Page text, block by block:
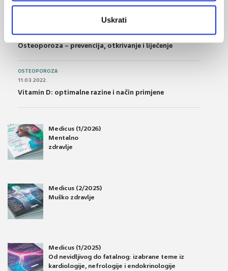
Uskrati
28.06.2016.
Osteoporoza – prevencija, otkrivanje i liječenje
OSTEOPOROZA
11.03.2022.
Vitamin D: optimalne razine i način primjene
Medicus (1/2026)
Mentalno
zdravlje
Medicus (2/2025)
Muško zdravlje
Medicus (1/2025)
Od nevidljivog do fatalnog: izabrane teme iz
kardiologije, nefrologije i endokrinologije